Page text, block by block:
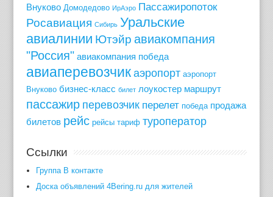
Внуково Домодедово ИрАэро Пассажиропоток
Росавиация Сибирь Уральские
авиалинии Ютэйр авиакомпания
"Россия" авиакомпания победа
авиаперевозчик аэропорт аэропорт
Внуково бизнес-класс билет лоукостер маршрут
пассажир перевозчик перелет победа продажа
билетов рейс рейсы тариф туроператор
Ссылки
Группа В контакте
Доска объявлений 4Bering.ru для жителей